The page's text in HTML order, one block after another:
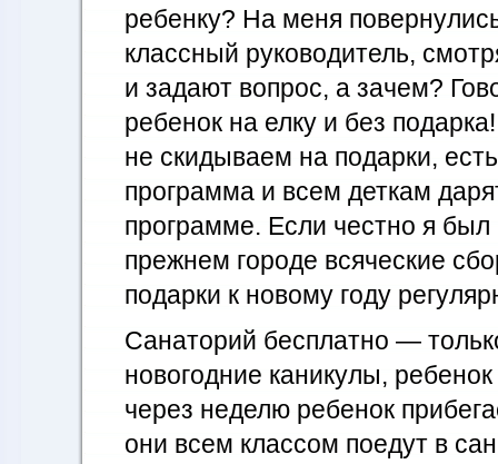
ребенку? На меня
классный руководитель,
и задают вопрос, а зачем?
ребенок на елку и без
не скидываем на подарки,
программа и всем деткам
программе. Если честно я был
прежнем городе всяческие
подарки к новому году
Санаторий бесплатно —
новогодние каникулы,
через неделю ребенок
они всем классом поедут в